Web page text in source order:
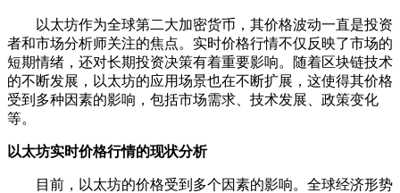
以太坊作为全球第二大加密货币，其价格波动一直是投资
者和市场分析师关注的焦点。实时价格行情不仅反映了市场的
短期情绪，还对长期投资决策有着重要影响。随着区块链技术
的不断发展，以太坊的应用场景也在不断扩展，这使得其价格
受到多种因素的影响，包括市场需求、技术发展、政策变化
等。
以太坊实时价格行情的现状分析
目前，以太坊的价格受到多个因素的影响。全球经济形势